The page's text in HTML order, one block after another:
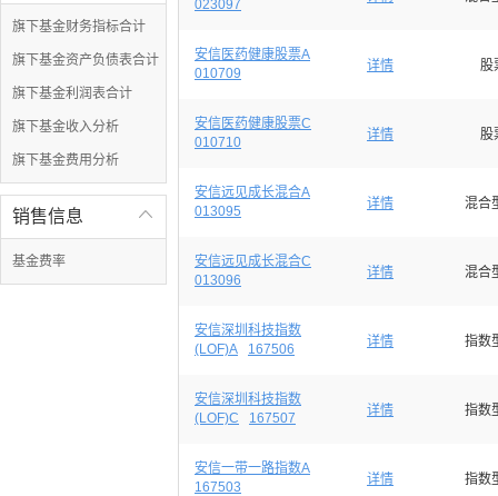
旗下基金财务指标合计
旗下基金资产负债表合计
旗下基金利润表合计
旗下基金收入分析
旗下基金费用分析

销售信息
基金费率
023097
安信医药健康股票A
010709
详情 股
安信医药健康股票C
010710
详情 股
安信远见成长混合A
013095
详情 混合
安信远见成长混合C
013096
详情 混合
安信深圳科技指数
(LOF)A
167506 详情 指数
安信深圳科技指数
(LOF)C
167507 详情 指数
安信一带一路指数A
167503
详情 指数